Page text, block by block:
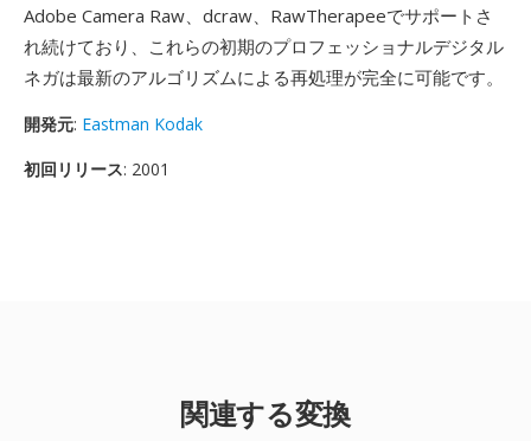
Adobe Camera Raw、dcraw、RawTherapeeでサポートさ
れ続けており、これらの初期のプロフェッショナルデジタル
ネガは最新のアルゴリズムによる再処理が完全に可能です。
開発元: Eastman Kodak
初回リリース: 2001
関連する変換